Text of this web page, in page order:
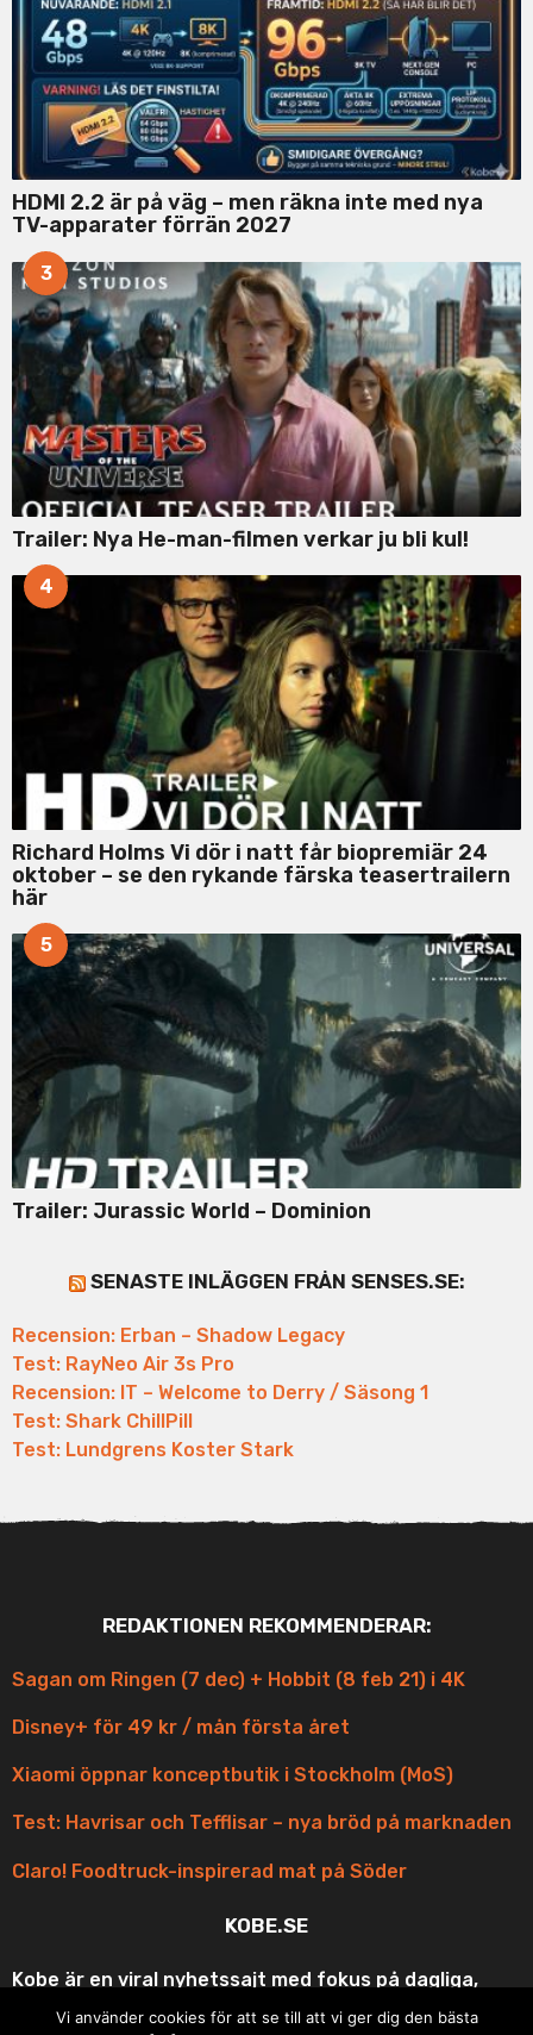
HDMI 2.2 är på väg – men räkna inte med nya
TV-apparater förrän 2027
3
Trailer: Nya He-man-filmen verkar ju bli kul!
4
Richard Holms Vi dör i natt får biopremiär 24
oktober – se den rykande färska teasertrailern
här
5
Trailer: Jurassic World – Dominion
SENASTE INLÄGGEN FRÅN SENSES.SE:
Recension: Erban – Shadow Legacy
Test: RayNeo Air 3s Pro
Recension: IT – Welcome to Derry / Säsong 1
Test: Shark ChillPill
Test: Lundgrens Koster Stark
REDAKTIONEN REKOMMENDERAR:
Sagan om Ringen (7 dec) + Hobbit (8 feb 21) i 4K
Disney+ för 49 kr / mån första året
Xiaomi öppnar konceptbutik i Stockholm (MoS)
Test: Havrisar och Tefflisar – nya bröd på marknaden
Claro! Foodtruck-inspirerad mat på Söder
KOBE.SE
Kobe är en viral nyhetssajt med fokus på dagliga,
korta och scroll-vänliga uppdateringar med fina
Vi använder cookies för att se till att vi ger dig den bästa